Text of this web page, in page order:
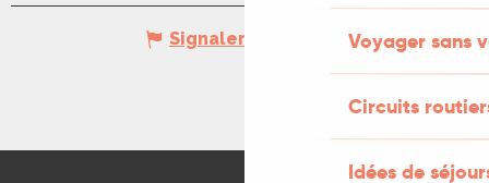
Voyager sans
Circuits
Idées de
Signaler une erreur